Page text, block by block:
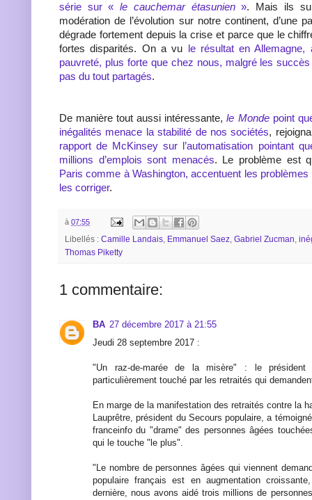
série sur «le cauchemar étasunien». Mais ils
modération de l’évolution sur notre continent, d’une
dégrade fortement depuis la crise et parce que le
fortes disparités. On a vu
le résultat en
pauvreté, plus forte que chez nous, malgré les
pas du tout partagés.
De manière tout aussi intéressante,le Mondepoint
inégalités menace la stabilité de nos sociétés,
rapport de McKinsey sur l’automatisation pointant
millions d’emplois sont menacés. Le problème est
Paris comme à Washington, accentuent les
les corriger.
à 07:55
Libellés : Camille Landais, Emmanuel Saez, Gabriel Zucman,
Thomas Piketty
1 commentaire:
BA 27 décembre 2017 à 21:55
Jeudi 28 septembre 2017 :
"Un raz-de-marée de la misère" : le président
particulièrement touché par les retraités qui
En marge de la manifestation des retraités contre la
Lauprêtre, président du Secours populaire, a
franceinfo du "drame" des personnes âgées
qui le touche "le plus".
"Le nombre de personnes âgées qui viennent
populaire français est en augmentation
dernière, nous avons aidé trois millions de